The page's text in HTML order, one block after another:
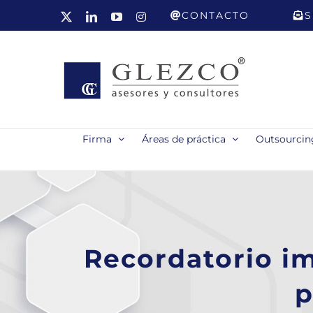
LinkedInYouTubeInstagramCONTACTO
Firma Áreas de práctica
Recordatorio